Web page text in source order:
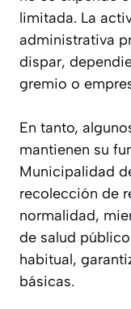
limitada. La
administrativa
dispar,
gremio o
En tanto,
mantienen su
Municipalidad
recolección de
normalidad,
de salud
habitual,
básicas.